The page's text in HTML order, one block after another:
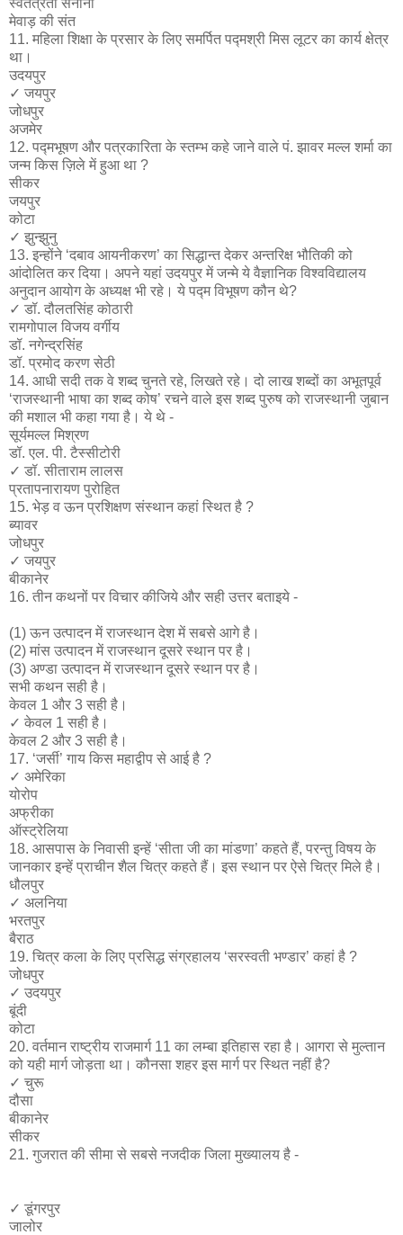
मेवाड़ की संत
11. महिला शिक्षा के प्रसार के लिए समर्पित पद्मश्री मिस लूटर का कार्य क्षेत्र
था।
उदयपुर
✓​ जयपुर
जोधपुर
अजमेर
12. पद्मभूषण और पत्रकारिता के स्तम्भ कहे जाने वाले पं. झावर मल्ल शर्मा का
जन्म किस ज़िले में हुआ था ?
सीकर
जयपुर
कोटा
✓​ झुन्झुनु
13. इन्होंने ‘दबाव आयनीकरण’ का सिद्धान्त देकर अन्तरिक्ष भौतिकी को
आंदोलित कर दिया। अपने यहां उदयपुर में जन्मे ये वैज्ञानिक विश्वविद्यालय
अनुदान आयोग के अध्यक्ष भी रहे। ये पद्म विभूषण कौन थे?
✓​ डॉ. दौलतसिंह कोठारी
रामगोपाल विजय वर्गीय
डॉ. नगेन्द्रसिंह
डॉ. प्रमोद करण सेठी
14. आधी सदी तक वे शब्द चुनते रहे, लिखते रहे। दो लाख शब्दों का अभूतपूर्व
‘राजस्थानी भाषा का शब्द कोष’ रचने वाले इस शब्द पुरुष को राजस्थानी जुबान
की मशाल भी कहा गया है। ये थे -
सूर्यमल्ल मिश्रण
डॉ. एल. पी. टैस्सीटोरी
✓​ डॉ. सीताराम लालस
प्रतापनारायण पुरोहित
15. भेड़ व ऊन प्रशिक्षण संस्थान कहां स्थित है ?
ब्यावर
जोधपुर
✓​ जयपुर
बीकानेर
16. तीन कथनों पर विचार कीजिये और सही उत्तर बताइये -
(1) ऊन उत्पादन में राजस्थान देश में सबसे आगे है।
(2) मांस उत्पादन में राजस्थान दूसरे स्थान पर है।
(3) अण्डा उत्पादन में राजस्थान दूसरे स्थान पर है।
सभी कथन सही है।
केवल 1 और 3 सही है।
✓​ केवल 1 सही है।
केवल 2 और 3 सही है।
17. ‘जर्सी’ गाय किस महाद्वीप से आई है ?
✓​ अमेरिका
योरोप
अफ्रीका
ऑस्ट्रेलिया
18. आसपास के निवासी इन्हें ‘सीता जी का मांडणा’ कहते हैं, परन्तु विषय के
जानकार इन्हें प्राचीन शैल चित्र कहते हैं। इस स्थान पर ऐसे चित्र मिले है।
धौलपुर
✓​ अलनिया
भरतपुर
बैराठ
19. चित्र कला के लिए प्रसिद्ध संग्रहालय ‘सरस्वती भण्डार’ कहां है ?
जोधपुर
✓​ उदयपुर
बूंदी
कोटा
20. वर्तमान राष्ट्रीय राजमार्ग 11 का लम्बा इतिहास रहा है। आगरा से मुल्तान
को यही मार्ग जोड़ता था। कौनसा शहर इस मार्ग पर स्थित नहीं है?
✓​ चुरू
दौसा
बीकानेर
सीकर
21. गुजरात की सीमा से सबसे नजदीक जिला मुख्यालय है -
✓​ डूंगरपुर
जालोर